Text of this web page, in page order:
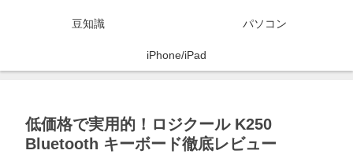
豆知識 パソコン
iPhone/iPad
低価格で実用的！ロジクール K250
Bluetooth キーボード徹底レビュー